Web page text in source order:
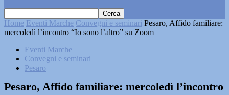
Home Eventi Marche Convegni e seminari Pesaro, Affido familiare:
mercoledì l’incontro “Io sono l’altro” su Zoom
Eventi Marche
Convegni e seminari
Pesaro
Pesaro, Affido familiare: mercoledì l’incontro